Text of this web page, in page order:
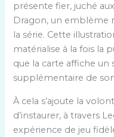
présente fier, juché
Dragon, un emblème
la série. Cette
matérialise à la fois la
que la carte affiche un
supplémentaire de
À cela s’ajoute la
d’instaurer, à travers
expérience de jeu